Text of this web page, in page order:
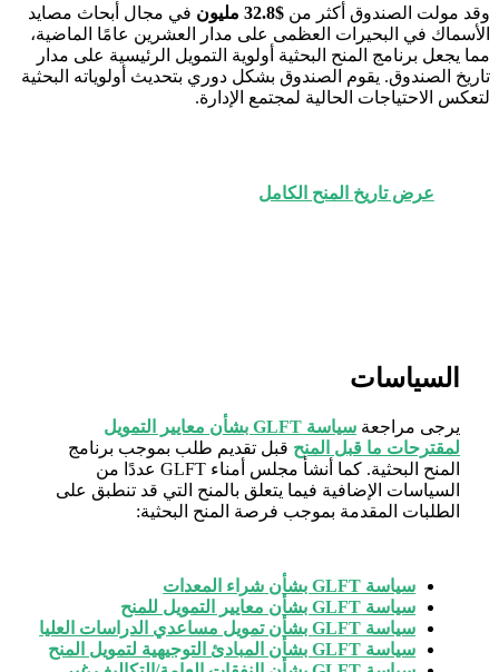
وقد مولت الصندوق أكثر من$32.8 مليون
في مجال أبحاث مصايد
الأسماك في البحيرات العظمى على مدار العشرين عامًا الماضية،
مما يجعل برنامج المنح البحثية أولوية التمويل الرئيسية على مدار
تاريخ الصندوق. يقوم الصندوق بشكل دوري بتحديث أولوياته البحثية
لتعكس الاحتياجات الحالية لمجتمع الإدارة.
عرض تاريخ المنح الكامل
السياسات
يرجى مراجعة
سياسة GLFT بشأن معايير التمويل
لمقترحات ما قبل المنح قبل تقديم طلب بموجب برنامج
المنح البحثية. كما أنشأ مجلس أمناء GLFT عددًا من
السياسات الإضافية فيما يتعلق بالمنح التي قد تنطبق على
الطلبات المقدمة بموجب فرصة المنح البحثية:
سياسة GLFT بشأن شراء المعدات
سياسة GLFT بشأن معايير التمويل للمنح
سياسة GLFT بشأن تمويل مساعدي الدراسات العليا
سياسة GLFT بشأن المبادئ التوجيهية لتمويل المنح